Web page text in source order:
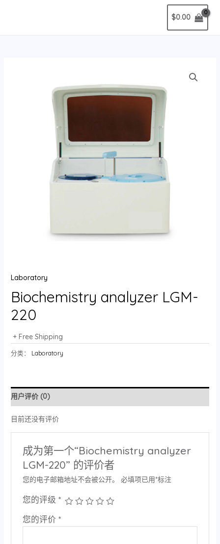
$0.00
Laboratory
Biochemistry analyzer LGM-
220
+ Free Shipping
分类： Laboratory
用户评价 (0)
目前还没有评价
成为第一个“Biochemistry analyzer
LGM-220” 的评价者
您的电子邮箱地址不会被公开。 必填项已用*标注
您的评级 *
您的评价 *